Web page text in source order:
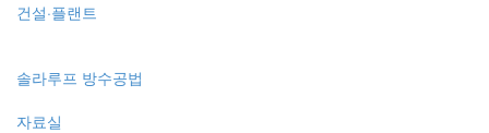
건설·플랜트
솔라루프 방수공법
자료실